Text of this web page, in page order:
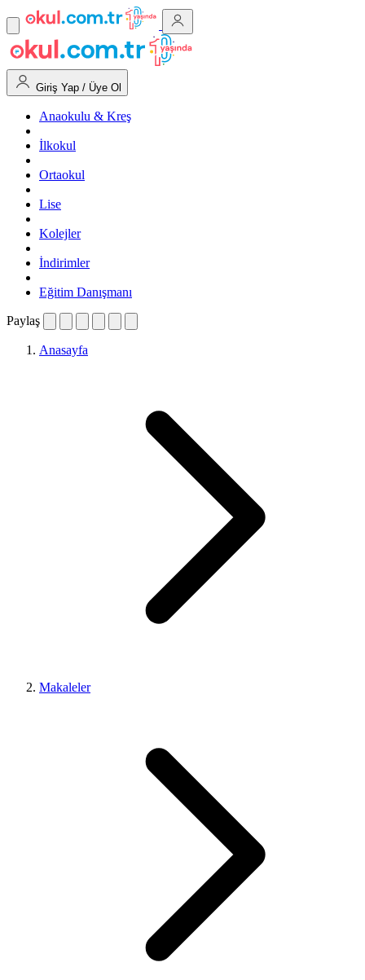
Giriş Yap / Üye Ol
Anaokulu & Kreş
İlkokul
Ortaokul
Lise
Kolejler
İndirimler
Eğitim Danışmanı
Paylaş
Anasayfa
Makaleler